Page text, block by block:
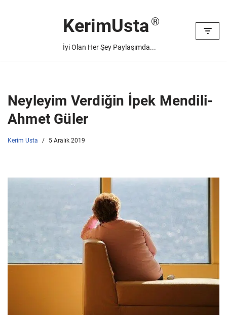
KerimUsta
İyi Olan Her Şey Paylaşımda...
Neyleyim Verdiğin İpek Mendili-
Ahmet Güler
Kerim Usta 5 Aralık 2019